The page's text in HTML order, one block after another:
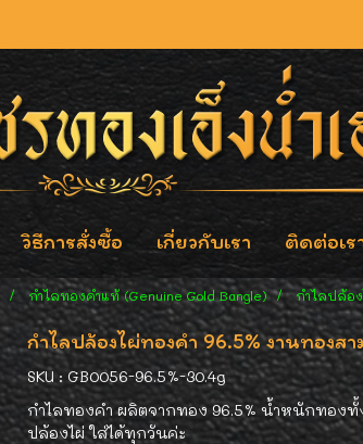
วิธีการสั่งซื้อ เกี่ยวกับเรา ติดต่อเร
กำไลทองคำแท้ (Genuine Gold Bangle) กำไลปล้อ
กำไลปล้องไผ่ทองคำ 96.5% งานทอง
SKU : GB0056-96.5%-30.4g
กำไลทองคำ ผลิตจากทอง 96.5% น้ำหนักทองทั้
ปล้องไผ่ ใส่ได้ทุกวันค่ะ